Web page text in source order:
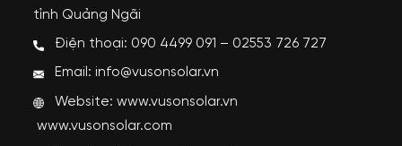
tỉnh Quảng Ngãi
Điện thoại: 090 4499 091 – 02553 726 727
Email: info@vusonsolar.vn
Website:www.vusonsolar.vn
www.vusonsolar.com